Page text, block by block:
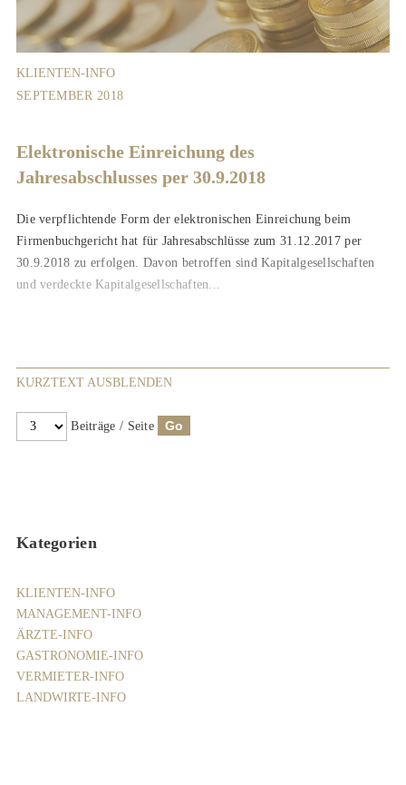
KLIENTEN-INFO
SEPTEMBER 2018
Elektronische Einreichung des
Jahresabschlusses per 30.9.2018
Die verpflichtende Form der elektronischen Einreichung beim
Firmenbuchgericht hat für Jahresabschlüsse zum 31.12.2017 per
30.9.2018 zu erfolgen. Davon betroffen sind Kapitalgesellschaften
und verdeckte Kapitalgesellschaften...
KURZTEXT AUSBLENDEN
Beiträge / Seite
Kategorien
KLIENTEN-INFO
MANAGEMENT-INFO
ÄRZTE-INFO
GASTRONOMIE-INFO
VERMIETER-INFO
LANDWIRTE-INFO